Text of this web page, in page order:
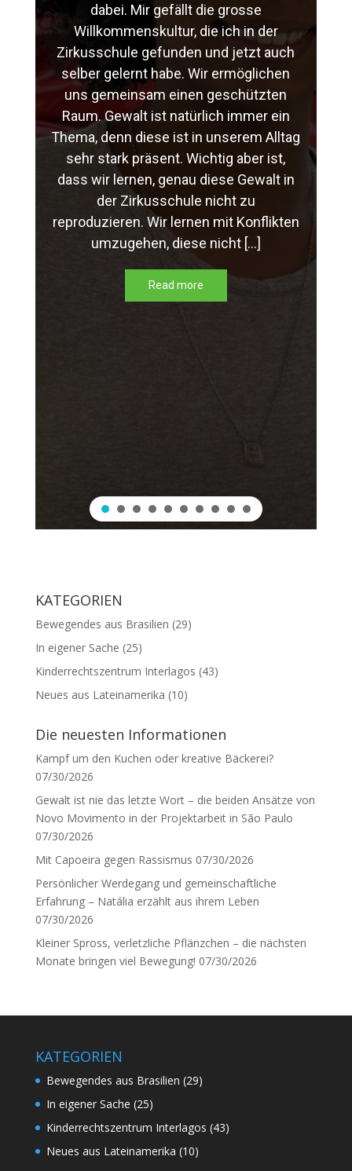
dabei. Mir gefällt die grosse
Willkommenskultur, die ich in der
Zirkusschule gefunden und jetzt auch
selber gelernt habe. Wir ermöglichen
uns gemeinsam einen geschützten
Raum. Gewalt ist natürlich immer ein
Thema, denn diese ist in unserem Alltag
sehr stark präsent. Wichtig aber ist,
dass wir lernen, genau diese Gewalt in
der Zirkusschule nicht zu
reproduzieren. Wir lernen mit Konflikten
umzugehen, diese nicht […]
Read more
KATEGORIEN
Bewegendes aus Brasilien (29)
In eigener Sache (25)
Kinderrechtszentrum Interlagos (43)
Neues aus Lateinamerika (10)
Die neuesten Informationen
Kampf um den Kuchen oder kreative Bäckerei?
07/30/2026
Gewalt ist nie das letzte Wort – die beiden Ansätze von
Novo Movimento in der Projektarbeit in São Paulo
07/30/2026
Mit Capoeira gegen Rassismus 07/30/2026
Persönlicher Werdegang und gemeinschaftliche
Erfahrung – Natália erzählt aus ihrem Leben
07/30/2026
Kleiner Spross, verletzliche Pflänzchen – die nächsten
Monate bringen viel Bewegung! 07/30/2026
KATEGORIEN
Bewegendes aus Brasilien (29)
In eigener Sache (25)
Kinderrechtszentrum Interlagos (43)
Neues aus Lateinamerika (10)